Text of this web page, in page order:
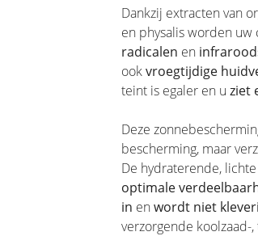
Dankzij extracten van
en physalis worden
radicalen en
ookvroegtijdige
teint is egaler en u ziet
Deze
bescherming, maar
De hydraterende,
optimale
in enwordt niet
verzorgende koolzaad-